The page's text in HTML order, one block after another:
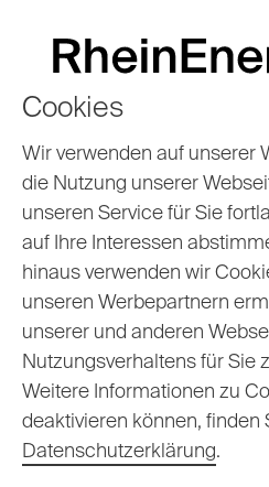
Cookies
Wir verwenden auf unserer
die Nutzung unserer
unseren Service für Sie
auf Ihre Interessen
hinaus verwenden wir
unseren Werbepartnern
unserer und anderen
Nutzungsverhaltens für Sie
Weitere Informationen zu
deaktivieren können, finden
Datenschutzerklärung.
Unser